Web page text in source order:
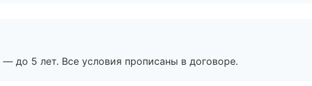
до 5 лет. Все условия прописаны в договоре.